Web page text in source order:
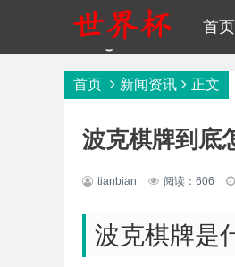
首页
首页 新闻资讯 正文
波克棋牌到底
tianbian 阅读：606
波克棋牌是